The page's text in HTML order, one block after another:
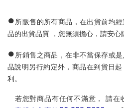
●所販售的所有商品，在出貨前均
品的出貨品質
，您無須擔心，請安心
●所銷售之商品，在非不當保存或
品說明另行約定外，商品在到貨日
利。
若您對商品有任何不滿意， 請在